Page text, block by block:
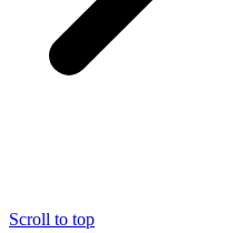
Scroll to top